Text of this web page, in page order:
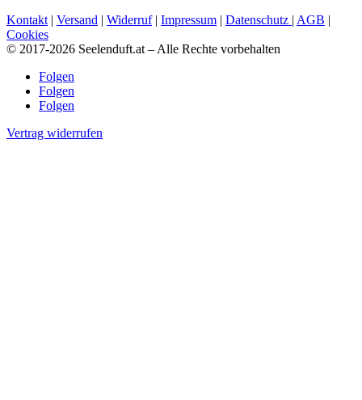
Kontakt | Versand | Widerruf| Impressum | Datenschutz | AGB |
Cookies
© 2017-2026 Seelenduft.at – Alle Rechte vorbehalten
Folgen
Folgen
Folgen
Vertrag widerrufen